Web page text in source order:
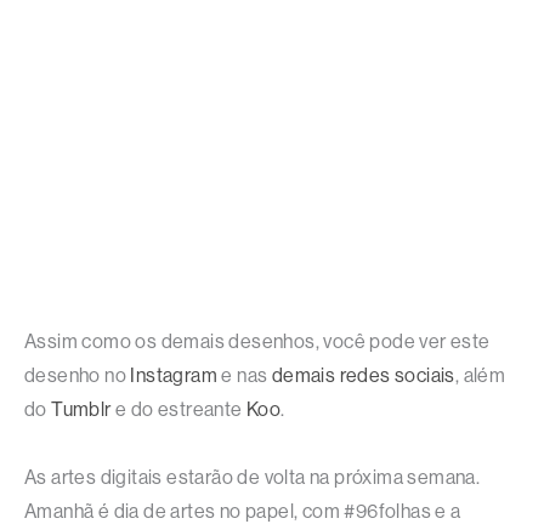
Assim como os demais desenhos, você pode ver este
desenho no Instagram e nas demais redes sociais, além
doTumblre do estreante Koo.
As artes digitais estarão de volta na próxima semana.
Amanhã é dia de artes no papel, com #96folhas e a